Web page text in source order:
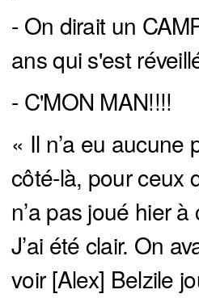
- On dirait un
ans qui s'est
- C'MON MAN!!!!
« Il n’a eu aucune
côté-là, pour ceux
n’a pas joué hier
J’ai été clair. On
voir [Alex] Belzile